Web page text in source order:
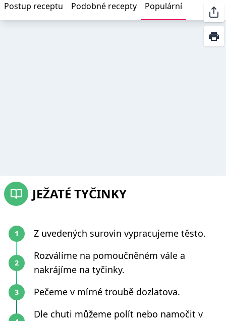
Postup receptu Podobné recepty Populární
JEŽATÉ TYČINKY
Z uvedených surovin vypracujeme těsto.
Rozválíme na pomoučněném vále a
nakrájíme na tyčinky.
Pečeme v mírné troubě dozlatova.
Dle chuti můžeme polít nebo namočit v